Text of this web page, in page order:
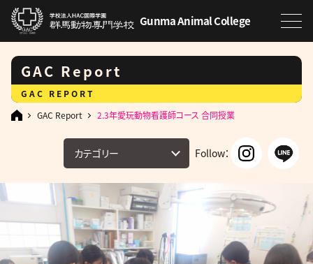
Gunma Animal College
GAC Report
GAC REPORT
GAC Report
2.3年愛玩動物看護師コース 合同授業
カテゴリー Follow：